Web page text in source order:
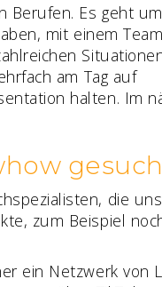
Berufen. Es geht
mit einem Team
am Tag auf
halten. Im
die uns
zum Beispiel
ein Netzwerk von